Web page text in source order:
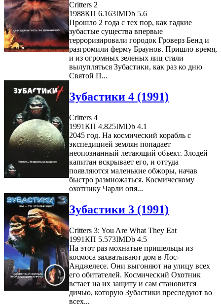
Critters 2
1988КП 6.163IMDb 5.6
Прошло 2 года с тех пор, как гадкие
зубастые существа впервые
терроризировали городок Гроверз Бенд и
разгромили ферму Браунов. Пришло время,
и из огромных зеленых яиц стали
вылупляться Зубастики, как раз ко дню
Святой П...
Зубастики 4 (1991)
Critters 4
1991КП 4.825IMDb 4.1
2045 год. На космический корабль с
экспедицией землян попадает
неопознанный летающий объект. Злодей
капитан вскрывает его, и оттуда
появляются маленькие обжоры, начав
быстро размножаться. Космическому
охотнику Чарли опя...
Зубастики 3 (1991)
Critters 3: You Are What They Eat
1991КП 5.573IMDb 4.5
На этот раз мохнатые пришельцы из
космоса захватывают дом в Лос-
Анджелесе. Они выгоняют на улицу всех
его обитателей. Космический Охотник
встает на их защиту и сам становится
дичью, которую Зубастики преследуют во
всех...